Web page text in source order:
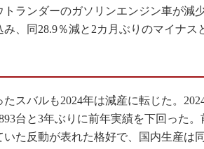
トランダーのガソリンエンジン車が減
み、同28.9％減と2カ月ぶりのマイナス
スバルも2024年は減産に転じた。
台と3年ぶりに前年実績を下回った
いた反動が表れた格好で、国内生産は